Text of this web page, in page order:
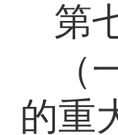
第
的重